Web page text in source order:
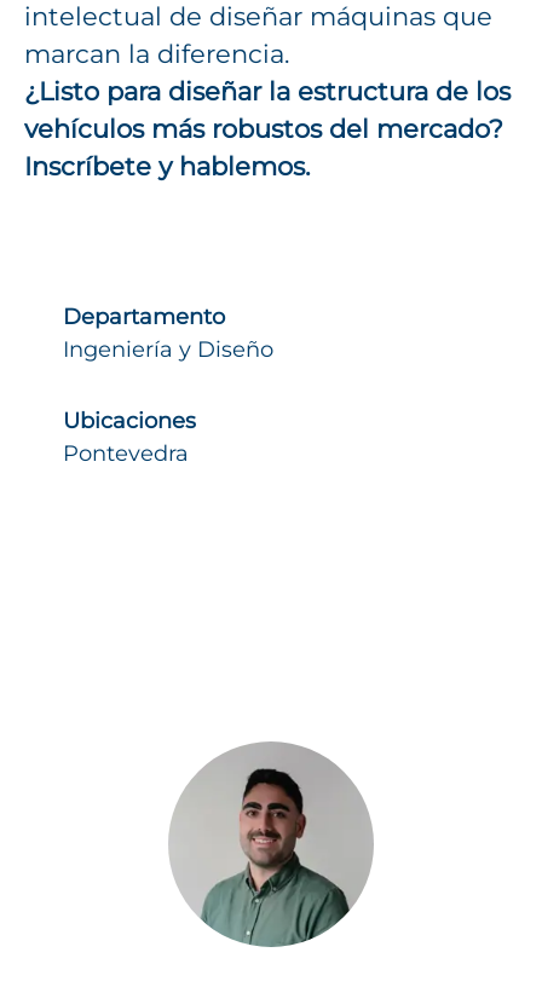
intelectual de diseñar máquinas que
marcan la diferencia.
¿Listo para diseñar la estructura de los
vehículos más robustos del mercado?
Inscríbete y hablemos.
Departamento
Ingeniería y Diseño
Ubicaciones
Pontevedra